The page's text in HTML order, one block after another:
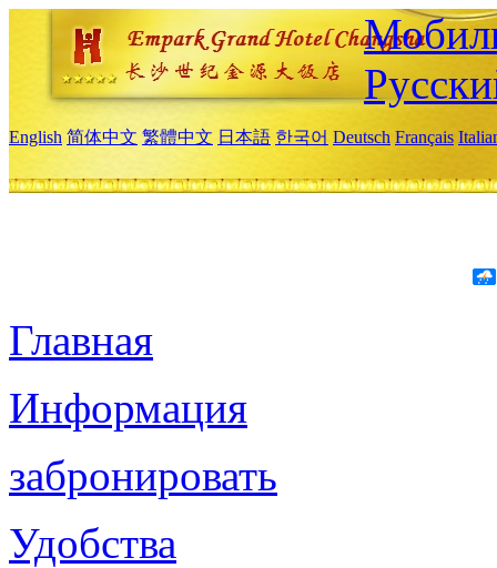
English 简体中文 繁體中文 日本語 한국어 Deutsch Français
Главная
Информация
забронировать
Удобства